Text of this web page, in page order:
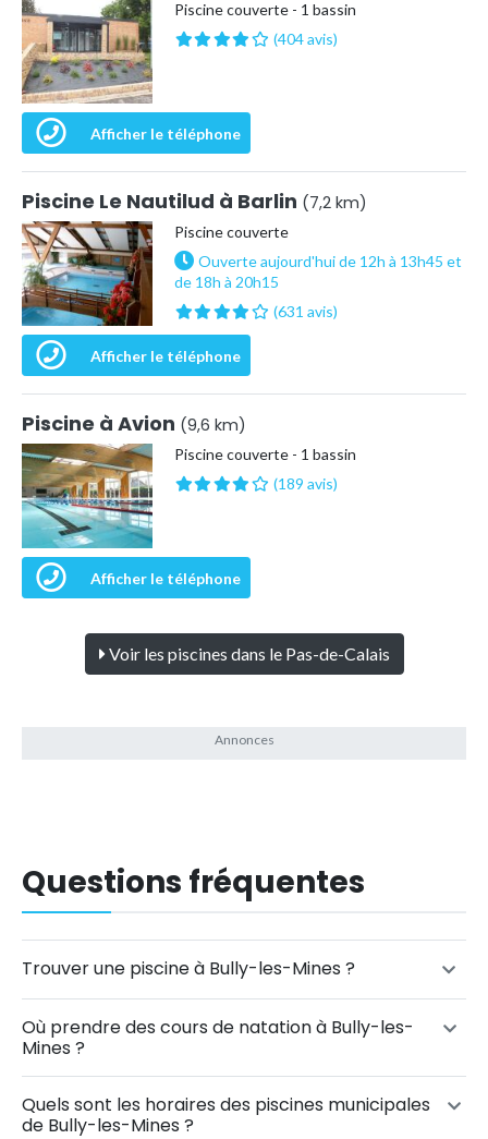
Piscine couverte - 1 bassin
(404 avis)
Afficher le téléphone
Piscine Le Nautilud à Barlin (7,2 km)
Piscine couverte
Ouverte aujourd'hui de 12h à 13h45 et
de 18h à 20h15
(631 avis)
Afficher le téléphone
Piscine à Avion (9,6 km)
Piscine couverte - 1 bassin
(189 avis)
Afficher le téléphone
Voir les piscines dans le Pas-de-Calais
Questions fréquentes
Trouver une piscine à Bully-les-Mines ?
Où prendre des cours de natation à Bully-les-
Mines ?
Quels sont les horaires des piscines municipales
de Bully-les-Mines ?